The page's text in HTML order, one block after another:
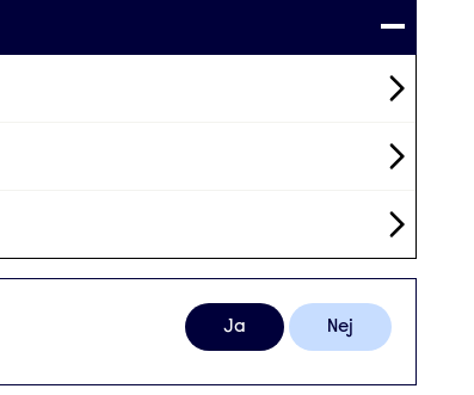
Ja Nej